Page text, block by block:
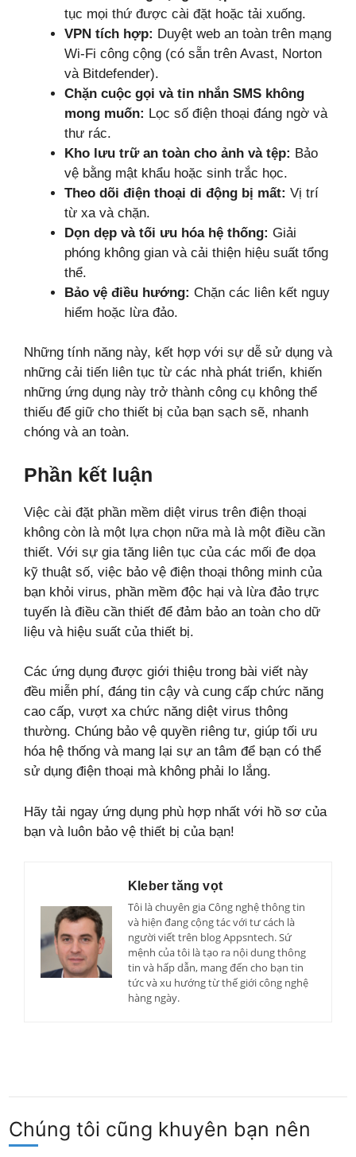
tục mọi thứ được cài đặt hoặc tải xuống.
VPN tích hợp: Duyệt web an toàn trên mạng
Wi-Fi công cộng (có sẵn trên Avast, Norton
và Bitdefender).
Chặn cuộc gọi và tin nhắn SMS không
mong muốn: Lọc số điện thoại đáng ngờ và
thư rác.
Kho lưu trữ an toàn cho ảnh và tệp: Bảo
vệ bằng mật khẩu hoặc sinh trắc học.
Theo dõi điện thoại di động bị mất: Vị trí
từ xa và chặn.
Dọn dẹp và tối ưu hóa hệ thống: Giải
phóng không gian và cải thiện hiệu suất tổng
thể.
Bảo vệ điều hướng: Chặn các liên kết nguy
hiểm hoặc lừa đảo.
Những tính năng này, kết hợp với sự dễ sử dụng và
những cải tiến liên tục từ các nhà phát triển, khiến
những ứng dụng này trở thành công cụ không thể
thiếu để giữ cho thiết bị của bạn sạch sẽ, nhanh
chóng và an toàn.
Phần kết luận
Việc cài đặt phần mềm diệt virus trên điện thoại
không còn là một lựa chọn nữa mà là một điều cần
thiết. Với sự gia tăng liên tục của các mối đe dọa
kỹ thuật số, việc bảo vệ điện thoại thông minh của
bạn khỏi virus, phần mềm độc hại và lừa đảo trực
tuyến là điều cần thiết để đảm bảo an toàn cho dữ
liệu và hiệu suất của thiết bị.
Các ứng dụng được giới thiệu trong bài viết này
đều miễn phí, đáng tin cậy và cung cấp chức năng
cao cấp, vượt xa chức năng diệt virus thông
thường. Chúng bảo vệ quyền riêng tư, giúp tối ưu
hóa hệ thống và mang lại sự an tâm để bạn có thể
sử dụng điện thoại mà không phải lo lắng.
Hãy tải ngay ứng dụng phù hợp nhất với hồ sơ của
bạn và luôn bảo vệ thiết bị của bạn!
Kleber tăng vọt
Tôi là chuyên gia Công nghệ thông tin
và hiện đang cộng tác với tư cách là
người viết trên blog Appsntech. Sứ
mệnh của tôi là tạo ra nội dung thông
tin và hấp dẫn, mang đến cho bạn tin
tức và xu hướng từ thế giới công nghệ
hàng ngày.
Chúng tôi cũng khuyên bạn nên